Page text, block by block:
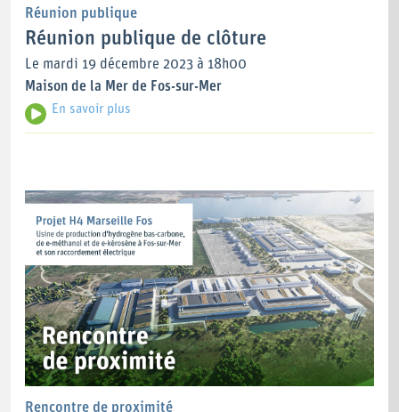
Réunion publique
Réunion publique de clôture
Le mardi 19 décembre 2023 à 18h00
Maison de la Mer de Fos-sur-Mer
En savoir plus
Rencontre de proximité